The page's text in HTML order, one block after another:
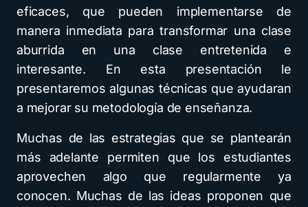
eficaces, que pueden implementarse de
manera inmediata para transformar una clase
aburrida en una clase entretenida e
interesante. En esta presentación le
presentaremos algunas técnicas que ayudaran
a mejorar su metodología de enseñanza.
Muchas de las estrategias que se plantearán
más adelante permiten que los estudiantes
aprovechen algo que regularmente ya
conocen. Muchas de las ideas proponen que